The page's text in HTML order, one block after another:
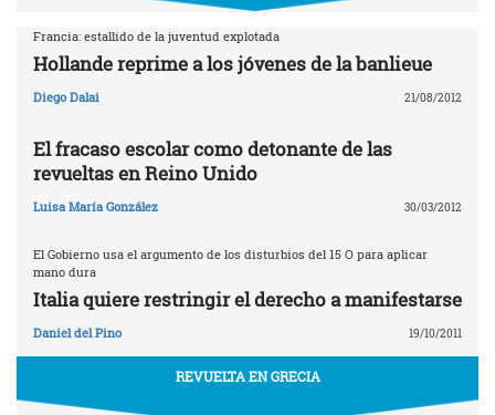
Francia: estallido de la juventud explotada
Hollande reprime a los jóvenes de la banlieue
Diego Dalai 21/08/2012
El fracaso escolar como detonante de las
revueltas en Reino Unido
Luisa María González 30/03/2012
El Gobierno usa el argumento de los disturbios del 15 O para aplicar
mano dura
Italia quiere restringir el derecho a manifestarse
Daniel del Pino 19/10/2011
REVUELTA EN GRECIA